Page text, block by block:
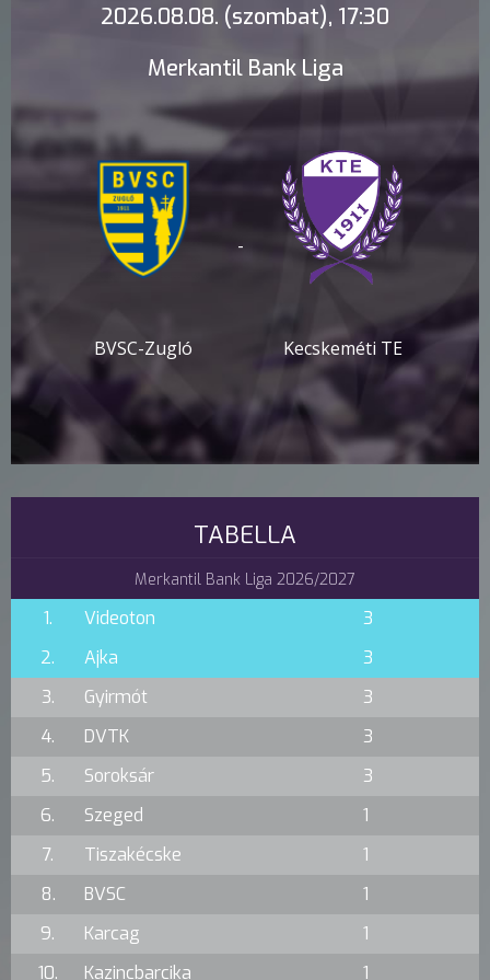
2026.08.08. (szombat), 17:30
Merkantil Bank Liga
BVSC-Zugló
-
Kecskeméti TE
TABELLA
Merkantil Bank Liga 2026/2027
1. Videoton
3
2.
Ajka
3
3.
Gyirmót
3
4.
DVTK
3
5.
Soroksár
3
6.
Szeged
1
7.
Tiszakécske
1
8.
BVSC
1
9.
Karcag
1
10.
Kazincbarcika 1